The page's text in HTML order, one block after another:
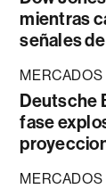
mientras
señales
MERCADOS
Deutsche
fase
MERCADOS